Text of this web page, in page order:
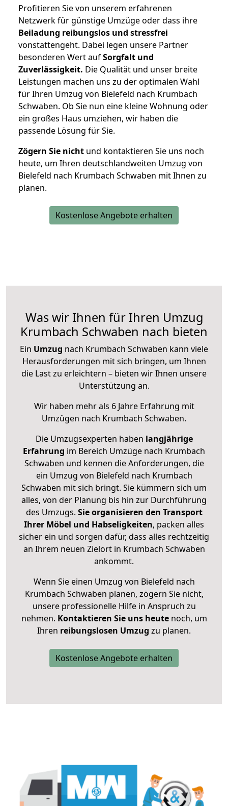
Profitieren Sie von unserem erfahrenen
Netzwerk für günstige Umzüge oder dass ihre
Beiladung reibungslos und stressfrei
vonstattengeht. Dabei legen unsere Partner
besonderen Wert aufSorgfalt und
Zuverlässigkeit. Die Qualität und unser breite
Leistungen machen uns zu der optimalen Wahl
für Ihren Umzug von Bielefeld nach Krumbach
Schwaben. Ob Sie nun eine kleine Wohnung oder
ein großes Haus umziehen, wir haben die
passende Lösung für Sie.
Zögern Sie nicht und kontaktieren Sie uns noch
heute, um Ihren deutschlandweiten Umzug von
Bielefeld nach Krumbach Schwaben mit Ihnen zu
planen.
Kostenlose Angebote erhalten
Was wir Ihnen für Ihren Umzug
Krumbach Schwaben nach bieten
Ein Umzug nach Krumbach Schwaben kann viele
Herausforderungen mit sich bringen, um Ihnen
die Last zu erleichtern – bieten wir Ihnen unsere
Unterstützung an.
Wir haben mehr als 6 Jahre Erfahrung mit
Umzügen nach Krumbach Schwaben.
Die Umzugsexperten haben langjährige
Erfahrung im Bereich Umzüge nach Krumbach
Schwaben und kennen die Anforderungen, die
ein Umzug von Bielefeld nach Krumbach
Schwaben mit sich bringt. Sie kümmern sich um
alles, von der Planung bis hin zur Durchführung
des Umzugs. Sie organisieren den Transport
Ihrer Möbel und Habseligkeiten, packen alles
sicher ein und sorgen dafür, dass alles rechtzeitig
an Ihrem neuen Zielort in Krumbach Schwaben
ankommt.
Wenn Sie einen Umzug von Bielefeld nach
Krumbach Schwaben planen, zögern Sie nicht,
unsere professionelle Hilfe in Anspruch zu
nehmen. Kontaktieren Sie uns heutenoch, um
Ihren reibungslosen Umzug zu planen.
Kostenlose Angebote erhalten